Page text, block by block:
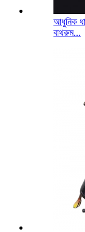
আধুনিক
বাথরুম...